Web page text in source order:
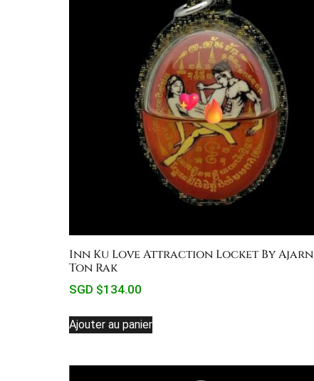
Inn Ku Love Attraction Locket By Ajarn
Ton Rak
SGD $134.00
Ajouter au panier